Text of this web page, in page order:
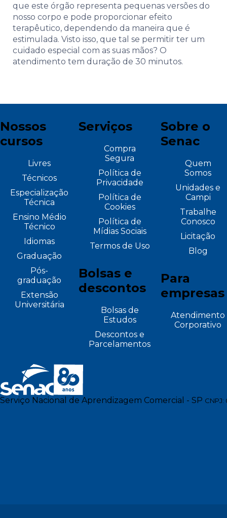
que este órgão representa pequenas versões do
nosso corpo e pode proporcionar efeito
terapêutico, dependendo da maneira que é
estimulada. Visto isso, que tal se permitir ter um
cuidado especial com as suas mãos? O
atendimento tem duração de 30 minutos.
Nossos
cursos
Livres
Técnicos
Especialização
Técnica
Ensino Médio
Técnico
Idiomas
Graduação
Pós-
graduação
Extensão
Universitária
Serviços
Compra
Segura
Política de
Privacidade
Política de
Cookies
Política de
Mídias Sociais
Termos de Uso
Bolsas e
descontos
Bolsas de
Estudos
Descontos e
Parcelamentos
Sobre o
Senac
Quem
Somos
Unidades e
Campi
Trabalhe
Conosco
Licitação
Blog
Para
empresas
Atendimento
Corporativo
Serviço Nacional de Aprendizagem Comercial - SP